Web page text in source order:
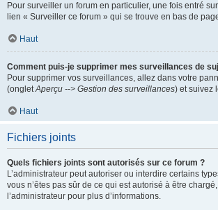
Pour surveiller un forum en particulier, une fois entré
lien « Surveiller ce forum » qui se trouve en bas de
Haut
Comment puis-je supprimer mes surveillances de
Pour supprimer vos surveillances, allez dans votre
(ongletAperçu --> Gestion des surveillances) et suivez
Haut
Fichiers joints
Quels fichiers joints sont autorisés sur ce forum ?
L’administrateur peut autoriser ou interdire certains
vous n’êtes pas sûr de ce qui est autorisé à être
l’administrateur pour plus d’informations.